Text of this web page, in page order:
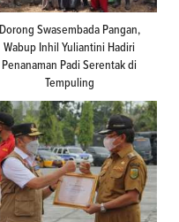
Dorong Swasembada Pangan,
Wabup Inhil Yuliantini Hadiri
Penanaman Padi Serentak di
Tempuling